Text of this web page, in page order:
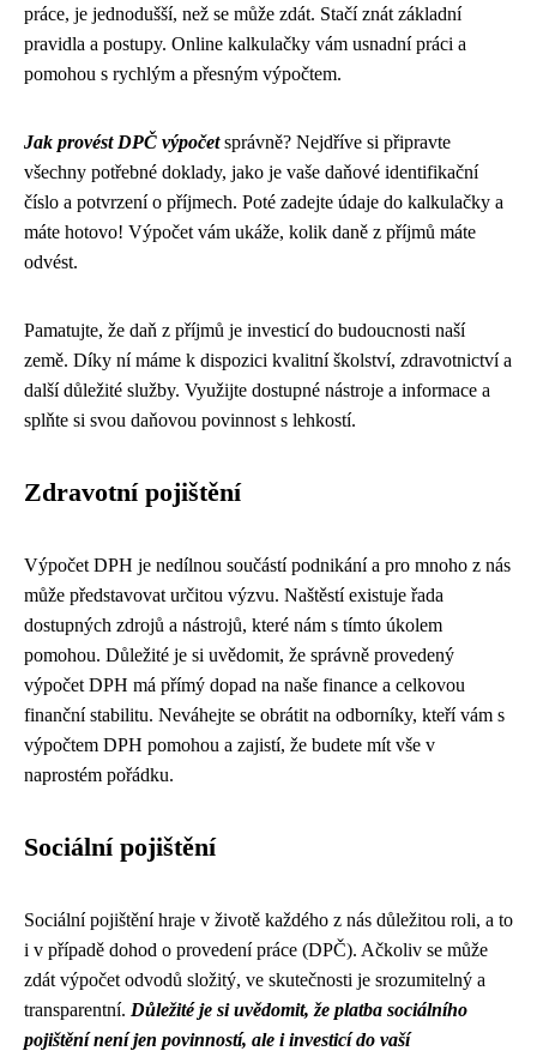
práce, je jednodušší, než se může zdát. Stačí znát základní
pravidla a postupy. Online kalkulačky vám usnadní práci a
pomohou s rychlým a přesným výpočtem.
Jak provést DPČ výpočetsprávně? Nejdříve si připravte
všechny potřebné doklady, jako je vaše daňové identifikační
číslo a potvrzení o příjmech. Poté zadejte údaje do kalkulačky a
máte hotovo! Výpočet vám ukáže, kolik daně z příjmů máte
odvést.
Pamatujte, že daň z příjmů je investicí do budoucnosti naší
země. Díky ní máme k dispozici kvalitní školství, zdravotnictví a
další důležité služby. Využijte dostupné nástroje a informace a
splňte si svou daňovou povinnost s lehkostí.
Zdravotní pojištění
Výpočet DPH je nedílnou součástí podnikání a pro mnoho z nás
může představovat určitou výzvu. Naštěstí existuje řada
dostupných zdrojů a nástrojů, které nám s tímto úkolem
pomohou. Důležité je si uvědomit, že správně provedený
výpočet DPH má přímý dopad na naše finance a celkovou
finanční stabilitu. Neváhejte se obrátit na odborníky, kteří vám s
výpočtem DPH pomohou a zajistí, že budete mít vše v
naprostém pořádku.
Sociální pojištění
Sociální pojištění hraje v životě každého z nás důležitou roli, a to
i v případě dohod o provedení práce (DPČ). Ačkoliv se může
zdát výpočet odvodů složitý, ve skutečnosti je srozumitelný a
transparentní. Důležité je si uvědomit, že platba sociálního
pojištění není jen povinností, ale i investicí do vaší